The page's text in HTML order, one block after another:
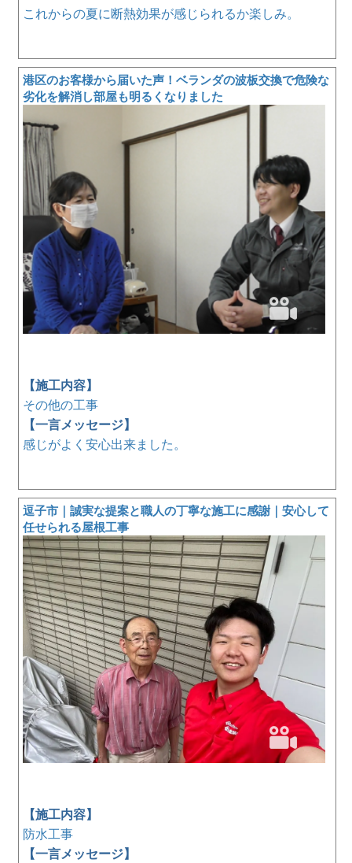
これからの夏に断熱効果が感じられるか楽しみ。
港区のお客様から届いた声！ベランダの波板交換で危険な
劣化を解消し部屋も明るくなりました
【施工内容】
その他の工事
【一言メッセージ】
感じがよく安心出来ました。
逗子市｜誠実な提案と職人の丁寧な施工に感謝｜安心して
任せられる屋根工事
【施工内容】
防水工事
【一言メッセージ】